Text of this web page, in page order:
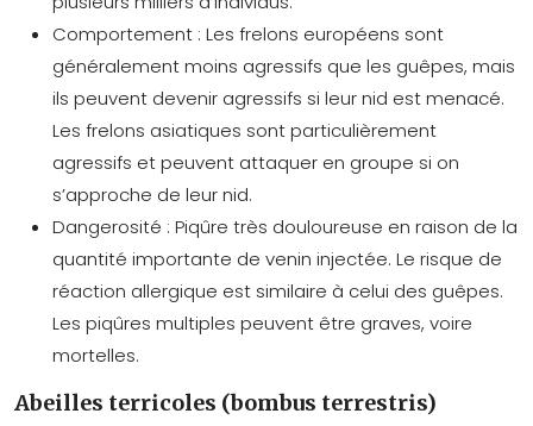
Comportement : Les frelons européens sont
généralement moins agressifs que les guêpes, mais
ils peuvent devenir agressifs si leur nid est menacé.
Les frelons asiatiques sont particulièrement
agressifs et peuvent attaquer en groupe si on
s’approche de leur nid.
Dangerosité : Piqûre très douloureuse en raison de la
quantité importante de venin injectée. Le risque de
réaction allergique est similaire à celui des guêpes.
Les piqûres multiples peuvent être graves, voire
mortelles.
Abeilles terricoles (bombus terrestris)